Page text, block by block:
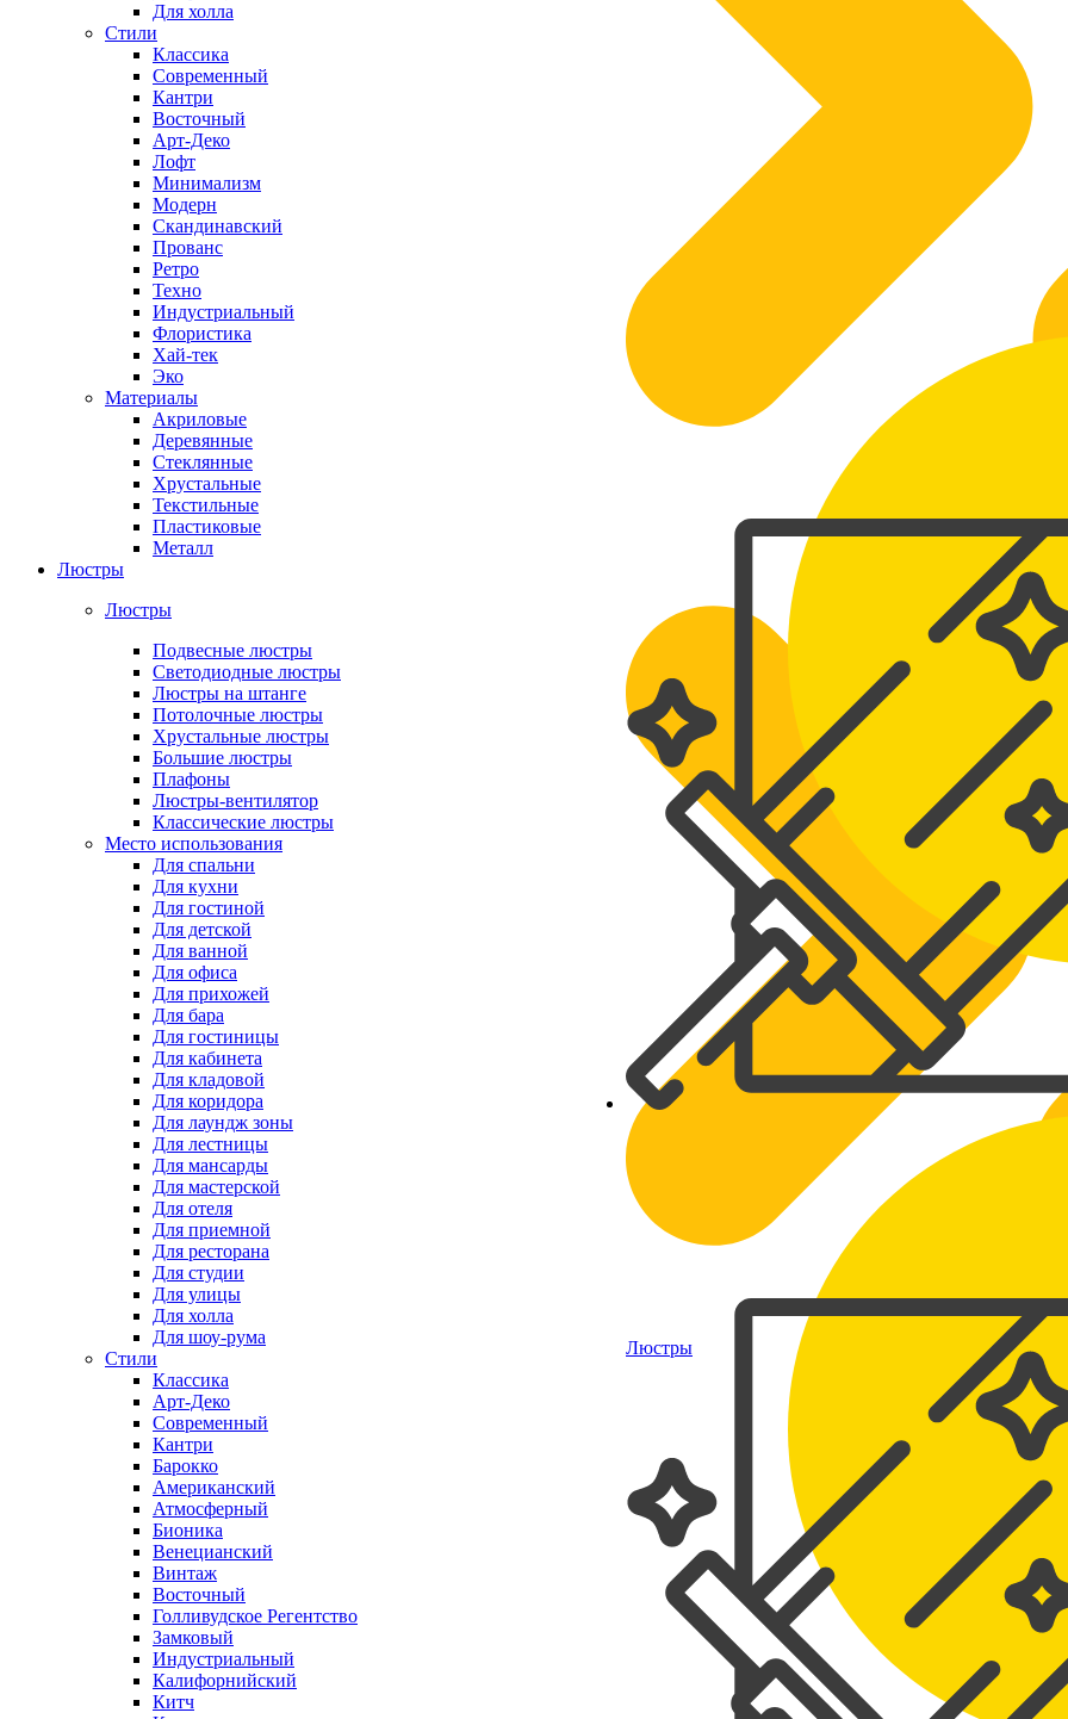
Люстры
Для холла
Стили
Классика
Современный
Кантри
Восточный
Арт-Деко
Лофт
Минимализм
Модерн
Скандинавский
Прованс
Ретро
Техно
Индустриальный
Флористика
Хай-тек
Эко
Материалы
Акриловые
Деревянные
Стеклянные
Хрустальные
Текстильные
Пластиковые
Металл
Люстры
Люстры
Подвесные люстры
Светодиодные люстры
Люстры на штанге
Потолочные люстры
Хрустальные люстры
Большие люстры
Плафоны
Люстры-вентилятор
Классические люстры
Место использования
Для спальни
Для кухни
Для гостиной
Для детской
Для ванной
Для офиса
Для прихожей
Для бара
Для гостиницы
Для кабинета
Для кладовой
Для коридора
Для лаундж зоны
Для лестницы
Для мансарды
Для мастерской
Для отеля
Для приемной
Для ресторана
Для студии
Для улицы
Для холла
Для шоу-рума
Стили
Классика
Арт-Деко
Современный
Кантри
Барокко
Американский
Атмосферный
Бионика
Венецианский
Винтаж
Восточный
Голливудское Регентство
Замковый
Индустриальный
Калифорнийский
Китч